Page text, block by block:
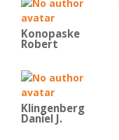
Konopaske
Robert
Klingenberg
Daniel J.